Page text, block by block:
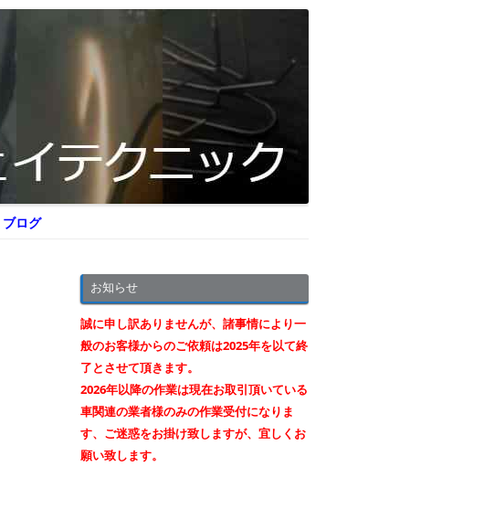
ブログ
お知らせ
誠に申し訳ありませんが、諸事情により一
般のお客様からのご依頼は2025年を以て終
了とさせて頂きます。
2026年以降の作業は現在お取引頂いている
車関連の業者様のみの作業受付になりま
す、ご迷惑をお掛け致しますが、宜しくお
願い致します。